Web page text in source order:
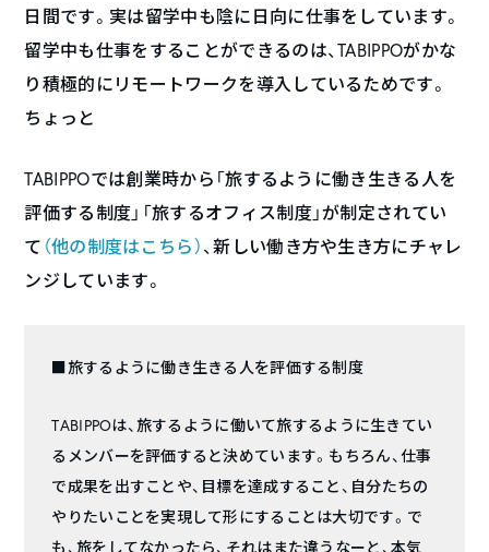
日間です。実は留学中も陰に日向に仕事をしています。
留学中も仕事をすることができるのは、TABIPPOがかな
り積極的にリモートワークを導入しているためです。
ちょっと
TABIPPOでは創業時から「旅するように働き生きる人を
評価する制度」「旅するオフィス制度」が制定されてい
て （他の制度はこちら） 、新しい働き方や生き方にチャレ
ンジしています。
■旅するように働き生きる人を評価する制度
TABIPPOは、旅するように働いて旅するように生きてい
るメンバーを評価すると決めています。もちろん、仕事
で成果を出すことや、目標を達成すること、自分たちの
やりたいことを実現して形にすることは大切です。で
も、旅をしてなかったら、それはまた違うなーと、本気